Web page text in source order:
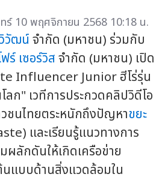
ร์ 10 พฤศจิกายน 2568 10:18 น.
วัฒน์จำกัด (มหาชน) ร่วมกับ
ร์ เซอร์วิสจำกัด (มหาชน) เปิด
Influencer Junior ฮีโร่รุ่น
ลก" เวทีการประกวดคลิปวิดีโอ
วชนไทยตระหนักถึงปัญหาขยะ
และเรียนรู้แนวทางการ
ลักดันให้เกิดเครือข่าย
นแบบด้านสิ่งแวดล้อมใน